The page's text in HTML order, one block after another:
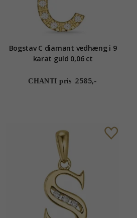
Bogstav C diamant vedhæng i 9
karat guld 0,06 ct
CHANTI pris 2585,-